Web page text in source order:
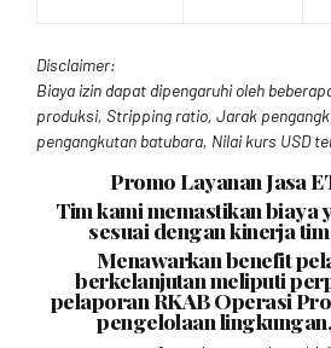
Disclaimer:
Biaya izin dapat dipengaruhi oleh
produksi, Stripping ratio, Jarak
pengangkutan batubara, Nilai kurs USD
Promo Layanan Jasa
Tim kami memastikan biaya
sesuai dengan kinerja
Menawarkan benefit
berkelanjutan meliputi
pelaporan RKAB Operasi
pengelolaan